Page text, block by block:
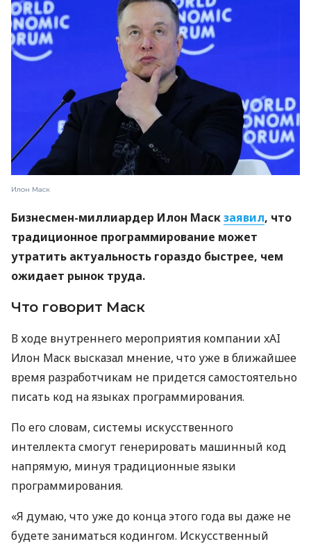
Илон Маск
Бизнесмен-миллиардер Илон Маскзаявил, что
традиционное программирование может
утратить актуальность гораздо быстрее, чем
ожидает рынок труда.
Что говорит Маск
В ходе внутреннего мероприятия компании xAI
Илон Маск высказал мнение, что уже в ближайшее
время разработчикам не придется самостоятельно
писать код на языках программирования.
По его словам, системы искусственного
интеллекта смогут генерировать машинный код
напрямую, минуя традиционные языки
программирования.
«Я думаю, что уже до конца этого года вы даже не
будете заниматься кодингом. Искусственный